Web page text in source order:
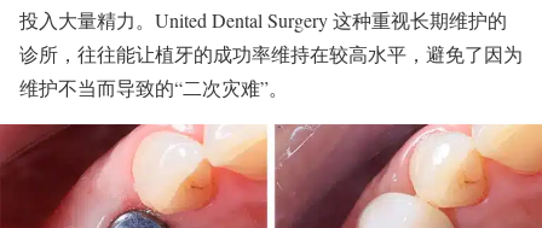
投入大量精力。United Dental Surgery 这种重视长期维护的
诊所，往往能让植牙的成功率维持在较高水平，避免了因为
维护不当而导致的“二次灾难”。